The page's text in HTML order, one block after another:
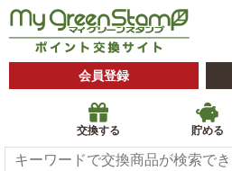
会員登録
交換する 貯める